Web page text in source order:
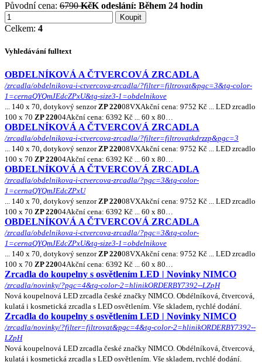
Původní cena: 6790KčK odeslání: Během 24 hodin
Koupit
Celkem: 4
Vyhledávání fulltext
OBDELNÍKOVÁ A ČTVERCOVÁ ZRCADLA
/zrcadla/obdelnikova-i-ctvercova-zrcadla/?filter=filtrovat&pgc=3&tg-color-
1=cernaQYQmJEdcZPxU&tg-size3-1=obdelnikove
... 140 x 70, dotykový senzor ZP 22008VXAkční cena: 9752 Kč ... LED zrcadlo
100 x 70 ZP 22004Akční cena: 6392 Kč ... 60 x 80…
OBDELNÍKOVÁ A ČTVERCOVÁ ZRCADLA
/zrcadla/obdelnikova-i-ctvercova-zrcadla/?filter=filtrovatkdrzzp&pgc=3
... 140 x 70, dotykový senzor ZP 22008VXAkční cena: 9752 Kč ... LED zrcadlo
100 x 70 ZP 22004Akční cena: 6392 Kč ... 60 x 80…
OBDELNÍKOVÁ A ČTVERCOVÁ ZRCADLA
/zrcadla/obdelnikova-i-ctvercova-zrcadla/?pgc=3&tg-color-
1=cernaQYQmJEdcZPxU
... 140 x 70, dotykový senzor ZP 22008VXAkční cena: 9752 Kč ... LED zrcadlo
100 x 70 ZP 22004Akční cena: 6392 Kč ... 60 x 80…
OBDELNÍKOVÁ A ČTVERCOVÁ ZRCADLA
/zrcadla/obdelnikova-i-ctvercova-zrcadla/?pgc=3&tg-color-
1=cernaQYQmJEdcZPxU&tg-size3-1=obdelnikove
... 140 x 70, dotykový senzor ZP 22008VXAkční cena: 9752 Kč ... LED zrcadlo
100 x 70 ZP 22004Akční cena: 6392 Kč ... 60 x 80…
Zrcadla do koupelny s osvětlením LED | Novinky NIMCO
/zrcadla/novinky/?pgc=4&tg-color-2=hlinikORDERBY7392--LZpH
Nová koupelnová LED zrcadla české značky NIMCO. Obdélníková, čtvercová,
kulatá i kosmetická zrcadla s LED osvětlením. Vše skladem, rychlé dodání.
Zrcadla do koupelny s osvětlením LED | Novinky NIMCO
/zrcadla/novinky/?filter=filtrovat&pgc=4&tg-color-2=hlinikORDERBY7392--
LZpH
Nová koupelnová LED zrcadla české značky NIMCO. Obdélníková, čtvercová,
kulatá i kosmetická zrcadla s LED osvětlením. Vše skladem, rychlé dodání.